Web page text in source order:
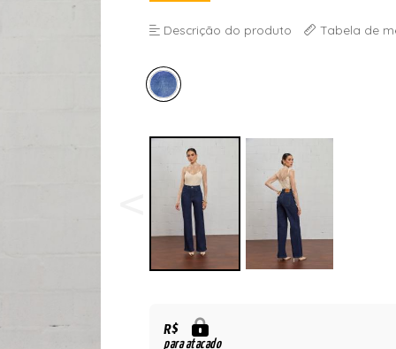
Descrição do produto Tabela de
R$
para atacado